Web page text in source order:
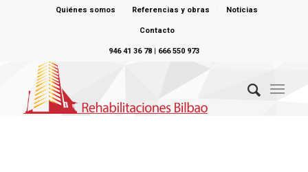
Quiénes somos Referencias y obras
Noticias
Contacto
946 41 36 78 | 666 550 973